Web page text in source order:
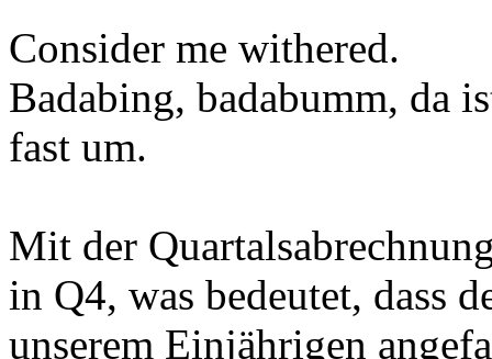
Consider me withered.
Badabing, badabumm, da
fast um.
Mit der
in Q4, was bedeutet, dass
unserem Einjährigen